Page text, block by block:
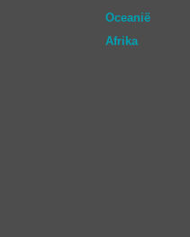
Oceanië
Afrika